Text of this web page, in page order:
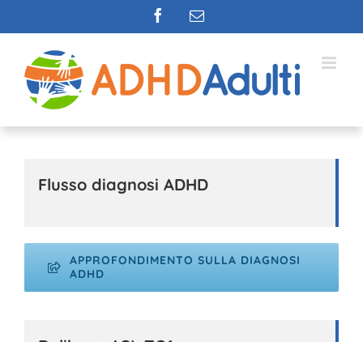
contenuto
FacebookEmail
Flusso diagnosi ADHD
APPROFONDIMENTO SULLA DIAGNOSI
ADHD